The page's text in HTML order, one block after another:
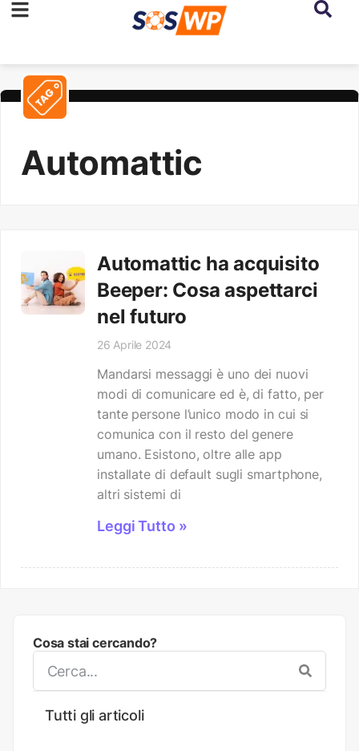
Cosa stai cercando?
Tutti gli articoli
Automattic
Automattic ha acquisito
Beeper: Cosa aspettarci
nel futuro
26 Aprile 2024
Mandarsi messaggi è uno dei nuovi
modi di comunicare ed è, di fatto, per
tante persone l’unico modo in cui si
comunica con il resto del genere
umano. Esistono, oltre alle app
installate di default sugli smartphone,
altri sistemi di
Leggi Tutto »